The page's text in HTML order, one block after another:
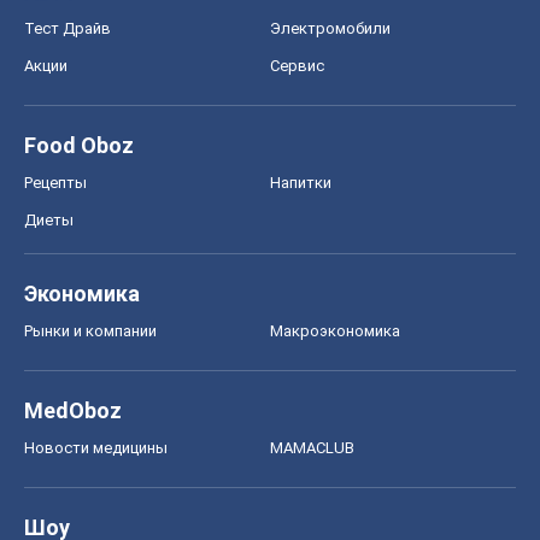
Тест Драйв Электромобили
Акции Сервис
Food Oboz
Рецепты Напитки
Диеты
Экономика
Рынки и компании Mакроэкономика
MedOboz
Новости медицины MAMACLUB
Шоу